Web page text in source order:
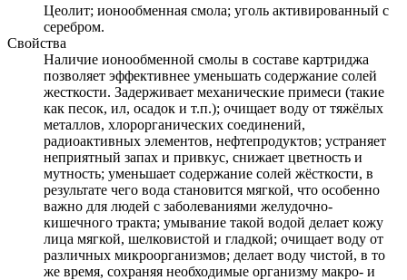
Цеолит; ионообменная смола; уголь активированный с
серебром.
Свойства
Наличие ионообменной смолы в составе картриджа
позволяет эффективнее уменьшать содержание солей
жесткости. Задерживает механические примеси (такие
как песок, ил, осадок и т.п.); очищает воду от тяжёлых
металлов, хлорорганических соединений,
радиоактивных элементов, нефтепродуктов; устраняет
неприятный запах и привкус, снижает цветность и
мутность; уменьшает содержание солей жёсткости, в
результате чего вода становится мягкой, что особенно
важно для людей с заболеваниями желудочно-
кишечного тракта; умывание такой водой делает кожу
лица мягкой, шелковистой и гладкой; очищает воду от
различных микроорганизмов; делает воду чистой, в то
же время, сохраняя необходимые организму макро- и